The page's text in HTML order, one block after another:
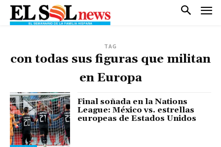
TAG
con todas sus figuras que militan
en Europa
Final soñada en la Nations
League: México vs. estrellas
europeas de Estados Unidos